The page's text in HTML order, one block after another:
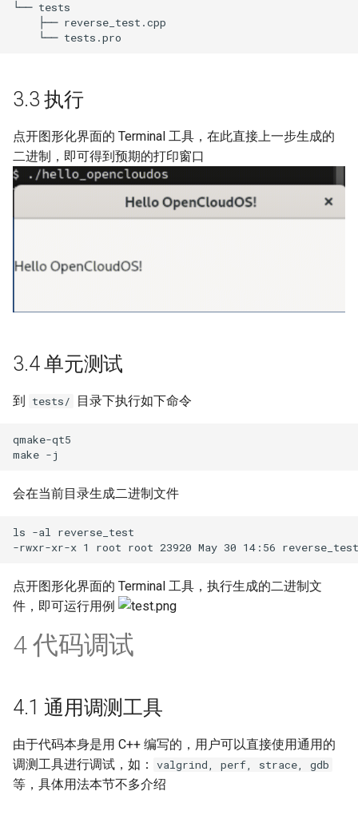
└── tests
    ├── reverse_test.cpp
3.3 执行
点开图形化界面的 Terminal 工具，在此直接上一步生成的
二进制，即可得到预期的打印窗口
3.4 单元测试
到 tests/ 目录下执行如下命令
qmake-qt5
会在当前目录生成二进制文件
ls -al reverse_test
点开图形化界面的 Terminal 工具，执行生成的二进制文
件，即可运行用例
4 代码调试
4.1 通用调测工具
由于代码本身是用 C++ 编写的，用户可以直接使用通用的
调测工具进行调试，如：
valgrind, perf, strace, gdb
等，具体用法本节不多介绍